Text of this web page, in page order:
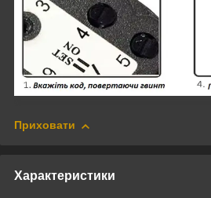
Приховати
Характеристики